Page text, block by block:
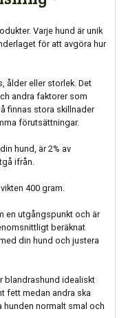
Varje hund är unik
för att avgöra hur
ålder eller storlek. Det
andra faktorer som
finnas stora skillnader
förutsättningar.
hund, är 2% av
ifrån.
400 gram.
en utgångspunkt och är
beräknat
din hund och justera
blandrashund idealiskt
fett medan andra ska
hunden normalt smal och